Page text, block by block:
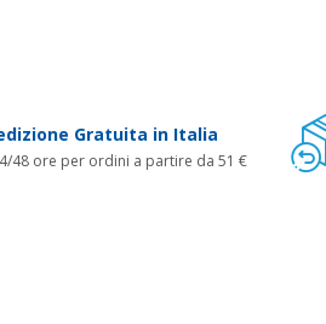
Gratuita in Italia
48 ore per ordini a partire da 51 €